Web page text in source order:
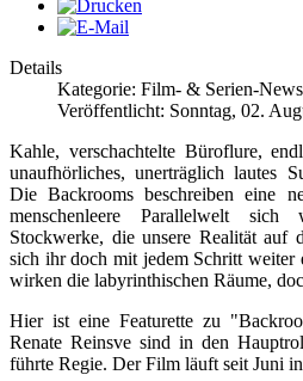
Details
Kategorie: Film- & Serien-News
Veröffentlicht: Sonntag, 02.
Kahle, verschachtelte Büroflure,
unaufhörliches, unerträglich lautes
Die Backrooms beschreiben eine
menschenleere Parallelwelt sich
Stockwerke, die unsere Realität auf
sich ihr doch mit jedem Schritt weiter
wirken die labyrinthischen Räume,
Hier ist eine Featurette zu
Renate Reinsve sind in den
führte Regie. Der Film läuft seit Juni